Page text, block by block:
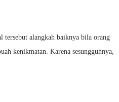
tersebut alangkah baiknya bila orang
kenikmatan. Karena sesungguhnya,